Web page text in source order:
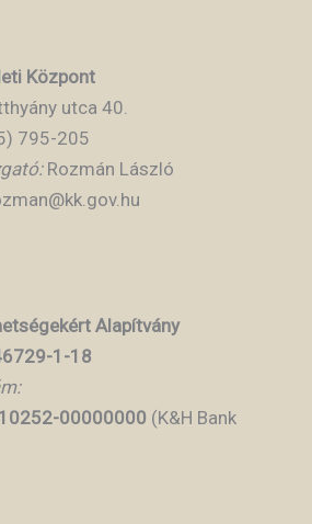
Központ
utca 40.
795-205
Rozmán László
Alapítvány
1-18
00000000 (K&H Bank